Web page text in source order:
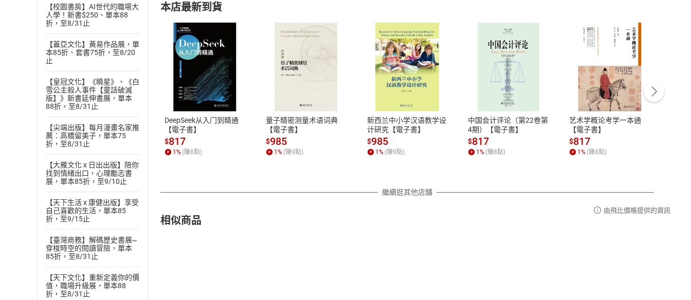
【校園書房】AI世代的職場大
人學！新書$250、單本88
折，至8/31止
【蓋亞文化】黃易作品展，單
本85折、套書75折，至8/20
止
【皇冠文化】《曉星》、《白
雪公主殺人事件【童話破滅
版】》新書延伸書展，單本
88折，至8/31止
【尖端出版】每月漫畫名家推
薦：高橋留美子，單本75
折，至8/31止
【大雁文化 x 日出出版】陪你
找到情緒出口，心理勵志書
展，單本85折，至9/10止
【天下生活 x 康健出版】享受
自己喜歡的生活，單本85
折，至9/15止
【臺灣商務】解碼歷史書展~
穿梭時空的閱讀冒險，單本
85折，至8/31止
【天下文化】重新定義你的價
值，職場升級展，單本88
折，至8/31止
付款方式
ATM轉帳、信用卡、LINE PAY、AFTEE
退換貨規範
之權利，遽消費者保護法及通訊交易解
除權合理例外情事適用準則，依商品性
質各有不同規定。詳細退換貨說明請參
照各商品說明。
客服資訊
服務時間：週一到週五 10:00-12:00、
13:00-17:00 (國定假日及例假日休息)
客服電話：0080-1857077
本店最新到貨
DeepSeek从入门到精通
【電子書】
$817
1 % (賺8點)
量子精密测量术语词典
【電子書】
$985
1 % (賺9點)
新西兰中小学汉语教学设
计研究【電子書】
$985
1 % (賺9點)
中国会计评论（第22卷第
4期）【電子書】
$817
1% (賺8點)
艺术学概论考学一本通
【電子書】
$817
1% (賺8點)
繼續逛其他店舖
相似商品
由飛比價格提供的資訊